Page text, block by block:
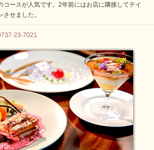
コースが人気です。2年前にはお店に隣接してテイ
せました。
23-7021